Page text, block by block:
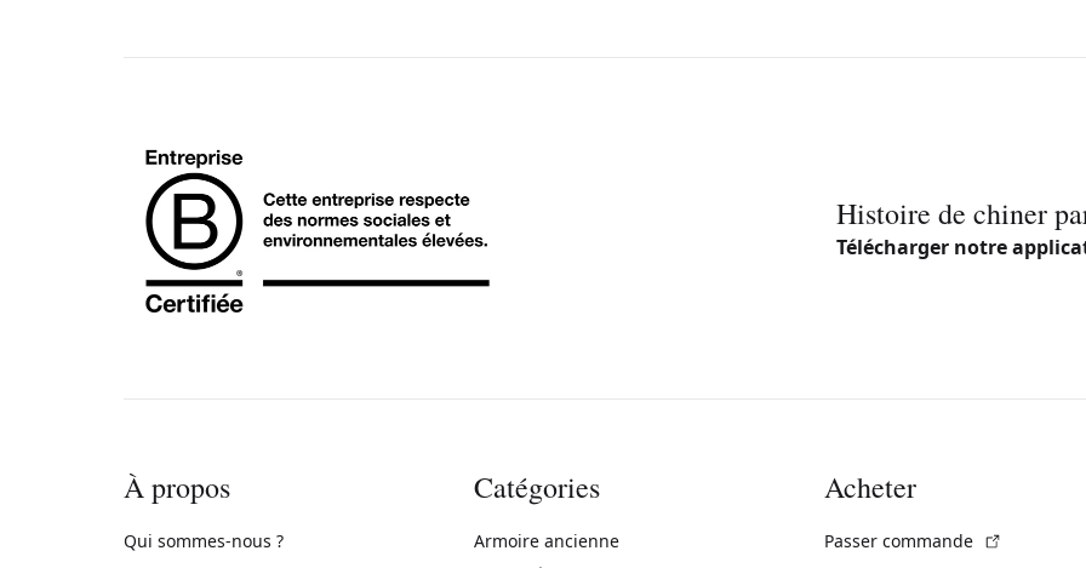
Histoire de chiner
Télécharger notre
À propos
Qui sommes-nous ?
Catégories
Armoire ancienne
Acheter
Passer commande